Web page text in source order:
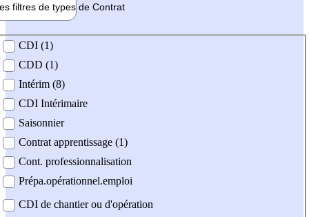
filtres de types de Contrat
contrat
CDI (1)
CDD (1)
Intérim (8)
CDI Intérimaire
Saisonnier
Contrat apprentissage (1)
Cont. professionnalisation
Prépa.opérationnel.emploi
CDI de chantier ou d'opération